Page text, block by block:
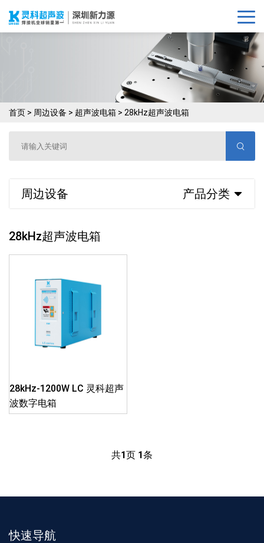
首页 > 周边设备 > 超声波电箱 > 28kHz超声波电箱
周边设备 产品分类
28kHz超声波电箱
28kHz-1200W LC 灵科超声
波数字电箱
共1页 1条
快速导航